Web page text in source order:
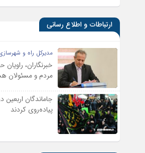
ارتباطات و اطلاع رسانی
مدیرکل راه و
خبرنگاران،
مردم و مسئولان
جاماندگان اربعین
پیاده‌روی کردند